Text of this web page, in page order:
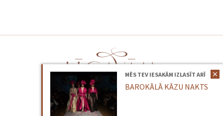
MĒS TEV IESAKĀM IZLASĪT ARĪ
BAROKĀLĀ KĀZU NAKTS